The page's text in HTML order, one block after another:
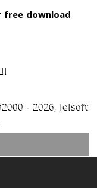
free download
- 2026, Jelsoft